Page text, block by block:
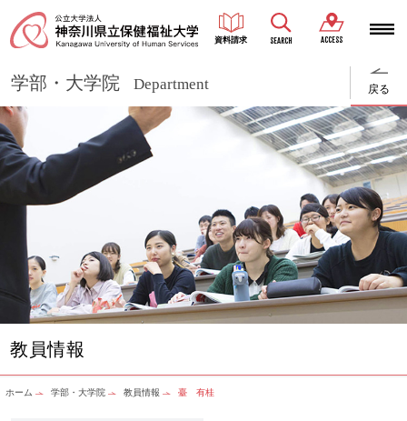
資料請求 SEARCH ACCESS
学部・大学院 Department 戻る
教員情報
ホーム 学部・大学院 教員情報 臺 有桂